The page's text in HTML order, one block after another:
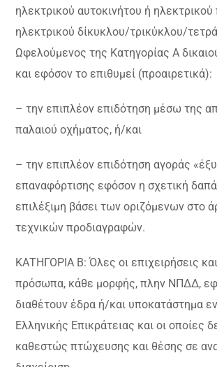
ηλεκτρικού αυτοκινήτου ή
ηλεκτρικού δίκυκλου/τρικύκλου/
Ωφελούμενος της Κατηγορίας Α
και εφόσον το επιθυμεί (προαιρετικά):
– την επιπλέον επιδότηση μέσω της
παλαιού οχήματος, ή/και
– την επιπλέον επιδότηση αγοράς
επαναφόρτισης εφόσον η σχετική
επιλέξιμη βάσει των οριζόμενων στο
τεχνικών προδιαγραφών.
ΚΑΤΗΓΟΡΙΑ Β: Όλες οι επιχειρήσεις
πρόσωπα, κάθε μορφής, πλην ΝΠΔΔ,
διαθέτουν έδρα ή/και υποκατάστημα
Ελληνικής Επικράτειας και οι οποίες
καθεστώς πτώχευσης και θέσης σε